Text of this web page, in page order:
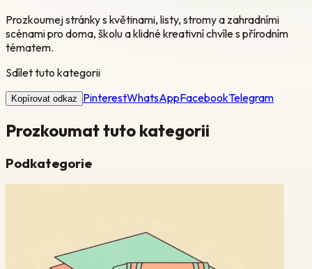
Prozkoumej stránky s květinami, listy, stromy a zahradními
scénami pro doma, školu a klidné kreativní chvíle s přírodním
tématem.
Sdílet tuto kategorii
Kopírovat odkaz PinterestWhatsAppFacebookTelegram
Prozkoumat tuto kategorii
Podkategorie